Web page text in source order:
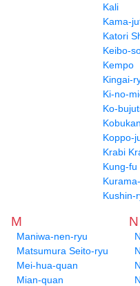
Kali
Kama-
Katori
Keibo-
Kempo
Kingai-
Ki-no-
Ko-
Kobukan
Koppo-
Krabi
Kung-fu
Kushin-
M
Maniwa-nen-ryu
Matsumura Seito-ryu
Mei-hua-quan
Mian-quan
N